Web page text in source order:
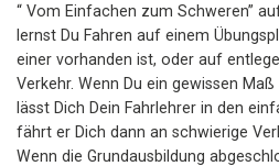
“ Vom Einfachen zum Schweren”
lernst Du Fahren auf einem
einer vorhanden ist, oder auf
Verkehr. Wenn Du ein gewissen
lässt Dich Dein Fahrlehrer in den
fährt er Dich dann an schwierige
Wenn die Grundausbildung